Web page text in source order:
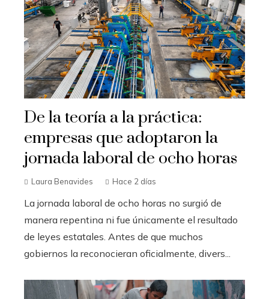
De la teoría a la práctica:
empresas que adoptaron la
jornada laboral de ocho horas
Laura Benavides Hace 2 días
La jornada laboral de ocho horas no surgió de
manera repentina ni fue únicamente el resultado
de leyes estatales. Antes de que muchos
gobiernos la reconocieran oficialmente, divers...